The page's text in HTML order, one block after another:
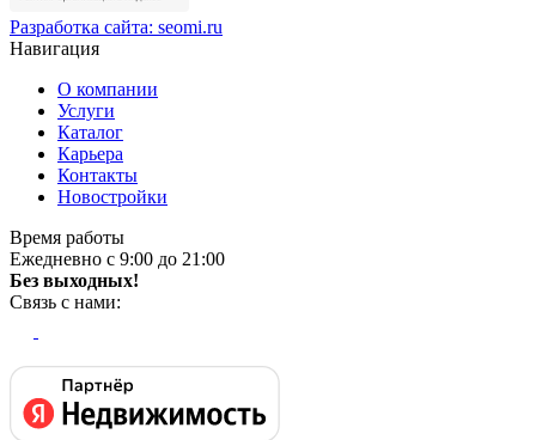
Разработка сайта: seomi.ru
Навигация
О компании
Услуги
Каталог
Карьера
Контакты
Новостройки
Время работы
Ежедневно с 9:00 до 21:00
Без выходных!
Связь с нами: